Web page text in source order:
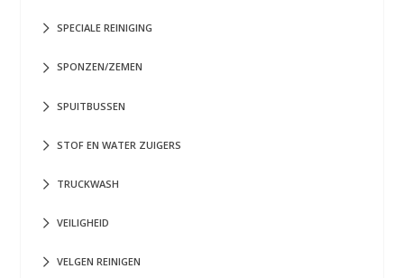
SPECIALE REINIGING
SPONZEN/ZEMEN
SPUITBUSSEN
STOF EN WATER ZUIGERS
TRUCKWASH
VEILIGHEID
VELGEN REINIGEN